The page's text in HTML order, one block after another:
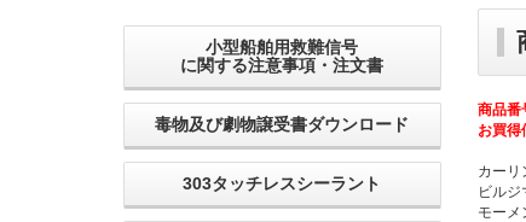
商品番
お買得
カーリ
ビルジ
モーメ
小型船舶用救難信号
に関する注意事項・注文書
毒物及び劇物譲受書ダウンロード
303タッチレスシーラント